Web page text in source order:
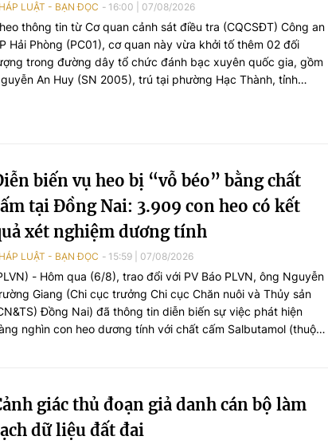
LUẬT - BẠN ĐỌC 16:00 07/08/2026
thông tin từ Cơ quan cảnh sát điều tra (CQCSĐT) Công an
Hải Phòng (PC01), cơ quan này vừa khởi tố thêm 02 đối
trong đường dây tổ chức đánh bạc xuyên quốc gia, gồm
An Huy (SN 2005), trú tại phường Hạc Thành, tỉnh
biến vụ heo bị “vỗ béo” bằng chất
tại Đồng Nai: 3.909 con heo có kết
xét nghiệm dương tính
LUẬT - BẠN ĐỌC 15:59 07/08/2026
- Hôm qua (6/8), trao đổi với PV Báo PLVN, ông Nguyễn
Giang (Chi cục trưởng Chi cục Chăn nuôi và Thủy sản
Đồng Nai) đã thông tin diễn biến sự việc phát hiện
nghìn con heo dương tính với chất cấm Salbutamol (thuộc
giác thủ đoạn giả danh cán bộ làm
dữ liệu đất đai